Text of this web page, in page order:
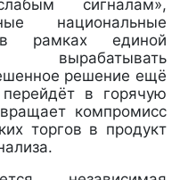
сигналам»,
национальные
рамках единой
решение ещё
в горячую
компромисс
торгов в продукт